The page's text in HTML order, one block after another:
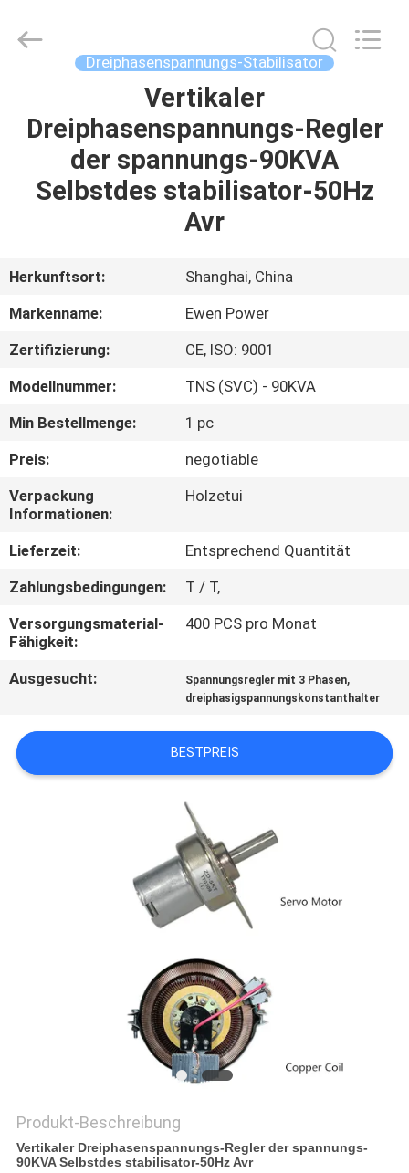
HAUSE
PRODUKTE
ÜBER
WERKSBESICHTIGUNG
QUALITÄTSKONTROLLE
KONTAKT
MIT
NEUIGKEITEN
BITTE
EIN
ANGEBOT
SEITENVERZEICHNIS
DATENSCHUTZ-
BESTIMMUNGEN
Equipment
Reserved.
Developed
Dreiphasenspannungs-Stabilisator
Vertikaler
Dreiphasenspannungs-Regler
der spannungs-90KVA
Selbstdes stabilisator-50Hz
Avr
Herkunftsort:
Shanghai, China
Markenname:
Ewen Power
Zertifizierung:
CE, ISO: 9001
Modellnummer:
TNS (SVC) - 90KVA
Min Bestellmenge:
1 pc
Preis:
negotiable
Verpackung
Informationen:
Holzetui
Lieferzeit:
Entsprechend Quantität
Zahlungsbedingungen:
T / T,
Versorgungsmaterial-
Fähigkeit:
400 PCS pro Monat
Ausgesucht: Spannungsregler mit 3 Phasen,
dreiphasigspannungskonstanthalter
BESTPREIS
Produkt-Beschreibung
Vertikaler Dreiphasenspannungs-Regler der spannungs-
90KVA Selbstdes stabilisator-50Hz Avr